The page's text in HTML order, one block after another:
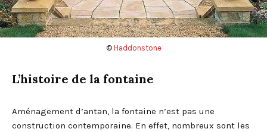
© Haddonstone
L’histoire de la fontaine
Aménagement d’antan, la fontaine n’est pas une
construction contemporaine. En effet, nombreux sont les